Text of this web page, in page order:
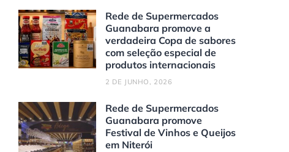
Rede de Supermercados
Guanabara promove a
verdadeira Copa de sabores
com seleção especial de
produtos internacionais
2 DE JUNHO, 2026
Rede de Supermercados
Guanabara promove
Festival de Vinhos e Queijos
em Niterói